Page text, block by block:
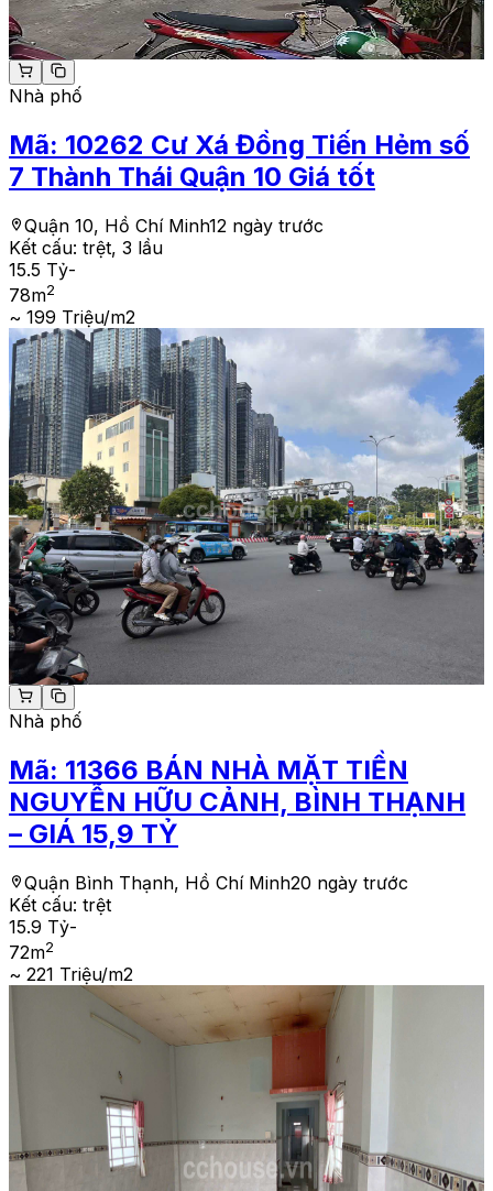
Nhà phố
Mã: 10262 Cư Xá Đồng Tiến Hẻm số
7 Thành Thái Quận 10 Giá tốt
Quận 10, Hồ Chí Minh12 ngày trước
Kết cấu: trệt, 3 lầu
15.5 Tỷ-
78m2
~ 199 Triệu/m2
Nhà phố
Mã: 11366 BÁN NHÀ MẶT TIỀN
NGUYỄN HỮU CẢNH, BÌNH THẠNH
– GIÁ 15,9 TỶ
Quận Bình Thạnh, Hồ Chí Minh20 ngày trước
Kết cấu: trệt
15.9 Tỷ-
72m2
~ 221 Triệu/m2